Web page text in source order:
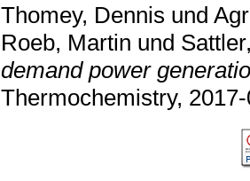
Thomey, Dennis und
Roeb, Martin und
demand power
Thermochemistry,